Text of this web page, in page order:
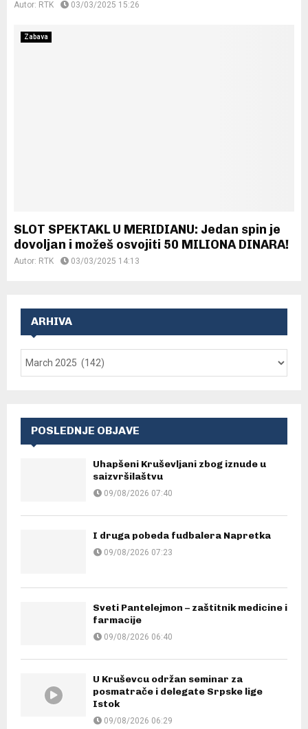
Autor: RTK 03/03/2025 15:26
Zabava
SLOT SPEKTAKL U MERIDIANU: Jedan spin je
dovoljan i možeš osvojiti 50 MILIONA DINARA!
Autor: RTK 03/03/2025 14:13
ARHIVA
POSLEDNJE OBJAVE
Uhapšeni Kruševljani zbog iznude u
saizvršilaštvu
09/08/2026 07:40
I druga pobeda fudbalera Napretka
09/08/2026 07:23
Sveti Pantelejmon – zaštitnik medicine i
farmacije
09/08/2026 06:40
U Kruševcu održan seminar za
posmatrače i delegate Srpske lige
Istok
09/08/2026 06:29